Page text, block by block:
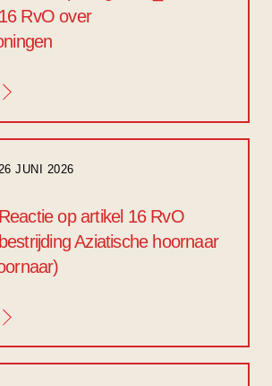
16 RvO over
26 JUNI 2026
Reactie op artikel 16 RvO
bestrijding Aziatische hoornaar